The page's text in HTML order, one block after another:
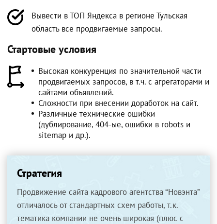
Вывести в ТОП Яндекса в регионе Тульская
область все продвигаемые запросы.
Стартовые условия
Высокая конкуренция по значительной части
продвигаемых запросов, в т.ч. с агрегаторами и
сайтами объявлений.
Сложности при внесении доработок на сайт.
Различные технические ошибки
(дублирование, 404-ые, ошибки в robots и
sitemap и др.).
Стратегия
Продвижение сайта кадрового агентства “Новэнта”
отличалось от стандартных схем работы, т.к.
тематика компании не очень широкая (плюс с